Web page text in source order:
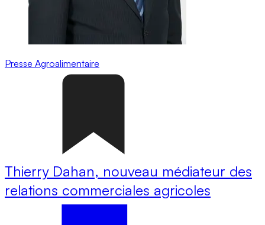
Presse Agroalimentaire
Thierry Dahan, nouveau médiateur des
relations commerciales agricoles